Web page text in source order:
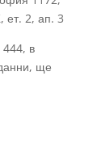
ет. 2, ап. 3
444, в
ще